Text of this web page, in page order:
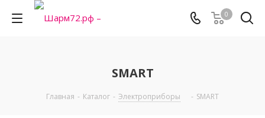
0
SMART
Главная - Каталог - Электроприборы - SMART